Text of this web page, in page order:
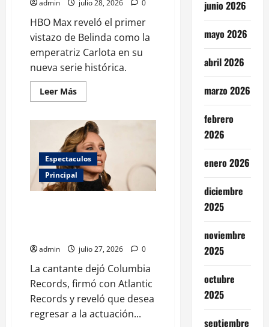
admin julio 28, 2026 0
HBO Max reveló el primer
vistazo de Belinda como la
emperatriz Carlota en su
nueva serie histórica.
Leer MásLeer
más
HBO
Max
revela
el
impactante
primer
vistazo
de
Belinda
Espectaculos
Principal
admin julio 27, 2026 0
La cantante dejó Columbia
Records, firmó con Atlantic
Records y reveló que desea
regresar a la actuación...
junio 2026
mayo 2026
abril 2026
marzo 2026
febrero
2026
enero 2026
diciembre
2025
noviembre
2025
octubre
2025
septiembre